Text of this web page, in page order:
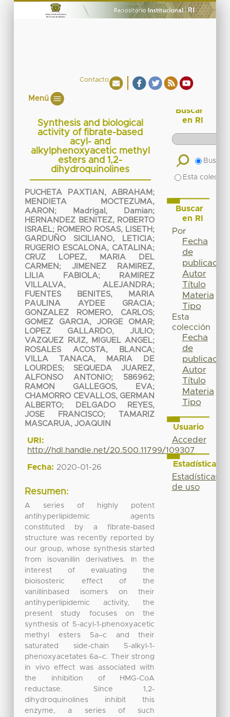
Contacto
Menú
Synthesis and biological
activity of fibrate-based
acyl- and
alkylphenoxyacetic methyl
esters and 1,2-
dihydroquinolines
PUCHETA PAXTIAN, ABRAHAM ;
MENDIETA MOCTEZUMA,
AARON ; Madrigal, Damian;
HERNANDEZ BENITEZ, ROBERTO
ISRAEL; ROMERO ROSAS, LISETH ;
GARDUÑO SICILIANO, LETICIA;
RUGERIO ESCALONA, CATALINA;
CRUZ LOPEZ, MARIA DEL
CARMEN ;JIMENEZ RAMIREZ,
LILIA FABIOLA;
RAMIREZ
VILLALVA, ALEJANDRA;
FUENTES BENITES, MARIA
PAULINA AYDEE GRACIA;
GONZALEZ ROMERO, CARLOS;
GOMEZ GARCIA, JORGE OMAR;
LOPEZ GALLARDO, JULIO;
VAZQUEZ RUIZ, MIGUEL ANGEL;
ROSALES ACOSTA, BLANCA;
VILLA TANACA, MARIA DE
LOURDES; SEQUEDA JUAREZ,
ALFONSO ANTONIO; 586962;
RAMON GALLEGOS, EVA;
CHAMORRO CEVALLOS, GERMAN
ALBERTO;
DELGADO REYES,
JOSE FRANCISCO;
TAMARIZ
MASCARUA, JOAQUIN
URI:
http://hdl.handle.net/20.500.11799/109307
Fecha: 2020-01-26
Resumen:
A series of highly potent
antihyperlipidemic agents
constituted by a fibrate-based
structure was recently reported by
our group, whose synthesis started
from isovanillin derivatives. In the
interest of evaluating the
bioisosteric effect of the
vanillinbased isomers on their
antihyperlipidemic activity, the
present study focuses on the
synthesis of 5-acyl-1-phenoxyacetic
methyl esters 5a–c and their
saturated side-chain 5-alkyl-1-
phenoxyacetates 6a–c. Their strong
in vivo effect was associated with
the inhibition of HMG-CoA
reductase. Since 1,2-
dihydroquinolines inhibit this
enzyme, a series of such
Buscar
en RI
Buscar
Esta
Buscar
en RI
Por
Fecha
de
publicación
Autor
Título
Materia
Tipo
Esta
colección
Fecha
de
publicación
Autor
Título
Materia
Tipo
Usuario
Acceder
Estadísticas
Estadísticas
de uso